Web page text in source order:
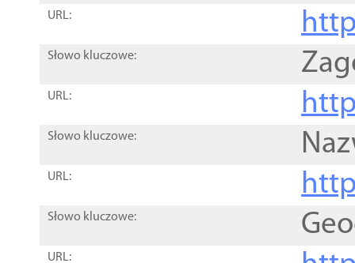
URL:
Słowo kluczowe:
URL:
Słowo kluczowe:
URL:
Słowo kluczowe:
URL: